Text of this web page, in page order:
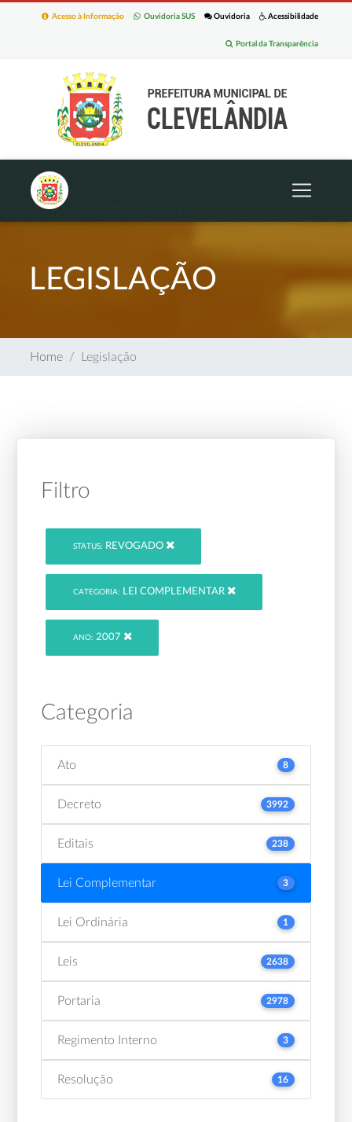
Acessibilidade
Ouvidoria
Ouvidoria SUS
Acesso à Informação
Portal da Transparência
LEGISLAÇÃO
Home Legislação
Filtro
STATUS: REVOGADO
CATEGORIA: LEI COMPLEMENTAR
ANO: 2007
Categoria
Ato 8
Decreto 3992
Editais 238
Lei Complementar 3
Lei Ordinária 1
Leis 2638
Portaria 2978
Regimento Interno 3
Resolução 16